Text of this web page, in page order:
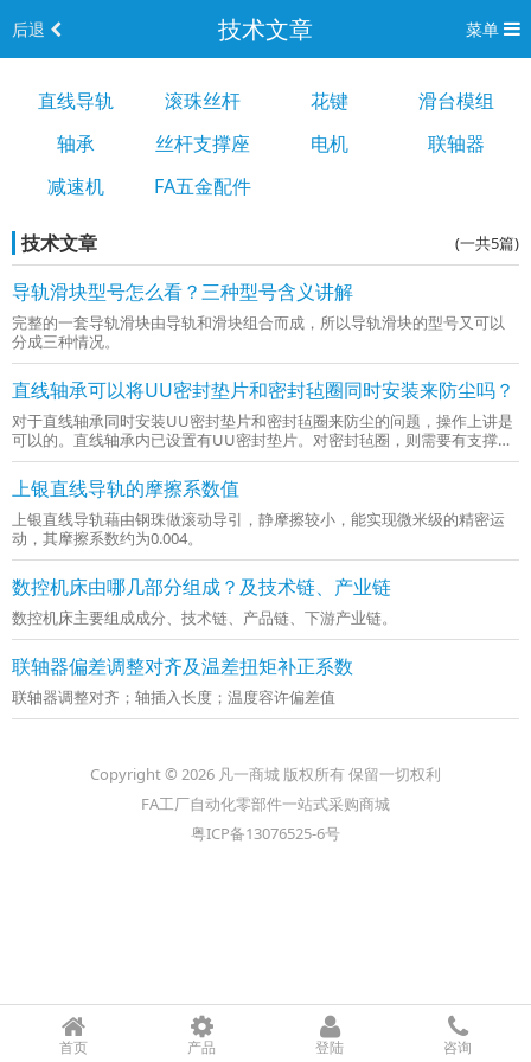
后退 技术文章 菜单
直线导轨 滚珠丝杆 花键
滑台模组
轴承
丝杆支撑座 电机
联轴器
减速机
FA五金配件
技术文章 (一共5篇)
导轨滑块型号怎么看？三种型号含义讲解
完整的一套导轨滑块由导轨和滑块组合而成，所以导轨滑块的型号又可以
分成三种情况。
直线轴承可以将UU密封垫片和密封毡圈同时安装来防尘吗？
对于直线轴承同时安装UU密封垫片和密封毡圈来防尘的问题，操作上讲是
可以的。直线轴承内已设置有UU密封垫片。对密封毡圈，则需要有支撑
座，用止动环将其固定后安装。
上银直线导轨的摩擦系数值
上银直线导轨藉由钢珠做滚动导引，静摩擦较小，能实现微米级的精密运
动，其摩擦系数约为0.004。
数控机床由哪几部分组成？及技术链、产业链
数控机床主要组成成分、技术链、产品链、下游产业链。
联轴器偏差调整对齐及温差扭矩补正系数
联轴器调整对齐；轴插入长度；温度容许偏差值
Copyright © 2026 凡一商城 版权所有 保留一切权利
FA工厂自动化零部件一站式采购商城
粤ICP备13076525-6号
首页 产品 登陆 咨询